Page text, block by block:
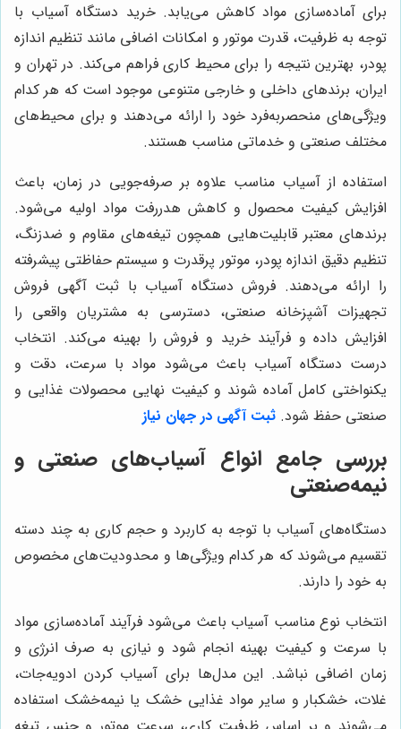
برای آماده‌سازی مواد کاهش می‌یابد. خرید دستگاه آسیاب با
توجه به ظرفیت، قدرت موتور و امکانات اضافی مانند تنظیم اندازه
پودر، بهترین نتیجه را برای محیط کاری فراهم می‌کند. در تهران و
ایران، برندهای داخلی و خارجی متنوعی موجود است که هر کدام
ویژگی‌های منحصربه‌فرد خود را ارائه می‌دهند و برای محیط‌های
مختلف صنعتی و خدماتی مناسب هستند.
استفاده از آسیاب مناسب علاوه بر صرفه‌جویی در زمان، باعث
افزایش کیفیت محصول و کاهش هدررفت مواد اولیه می‌شود.
برندهای معتبر قابلیت‌هایی همچون تیغه‌های مقاوم و ضدزنگ،
تنظیم دقیق اندازه پودر، موتور پرقدرت و سیستم حفاظتی پیشرفته
را ارائه می‌دهند. فروش دستگاه آسیاب با ثبت آگهی فروش
تجهیزات آشپزخانه صنعتی، دسترسی به مشتریان واقعی را
افزایش داده و فرآیند خرید و فروش را بهینه می‌کند. انتخاب
درست دستگاه آسیاب باعث می‌شود مواد با سرعت، دقت و
یکنواختی کامل آماده شوند و کیفیت نهایی محصولات غذایی و
صنعتی حفظ شود. ثبت آگهی در جهان نیاز
بررسی جامع انواع آسیاب‌های صنعتی و
نیمه‌صنعتی
دستگاه‌های آسیاب با توجه به کاربرد و حجم کاری به چند دسته
تقسیم می‌شوند که هر کدام ویژگی‌ها و محدودیت‌های مخصوص
به خود را دارند.
انتخاب نوع مناسب آسیاب باعث می‌شود فرآیند آماده‌سازی مواد
با سرعت و کیفیت بهینه انجام شود و نیازی به صرف انرژی و
زمان اضافی نباشد. این مدل‌ها برای آسیاب کردن ادویه‌جات،
غلات، خشکبار و سایر مواد غذایی خشک یا نیمه‌خشک استفاده